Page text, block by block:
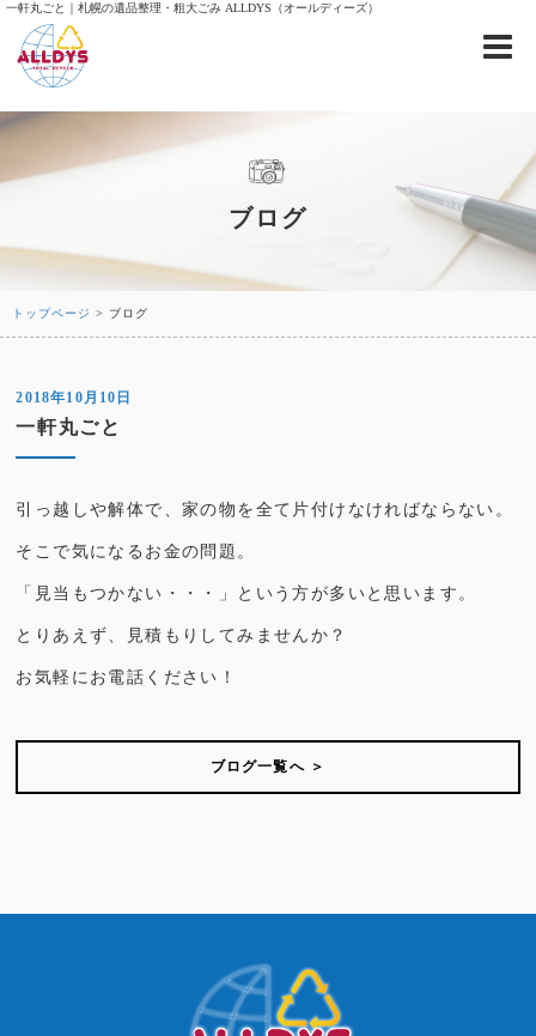
一軒丸ごと｜札幌の遺品整理・粗大ごみ ALLDYS（オールディーズ）
ブログ
トップページ > ブログ
2018年10月10日
一軒丸ごと
引っ越しや解体で、家の物を全て片付けなければならない。
そこで気になるお金の問題。
「見当もつかない・・・」という方が多いと思います。
とりあえず、見積もりしてみませんか？
お気軽にお電話ください！
ブログ一覧へ ＞